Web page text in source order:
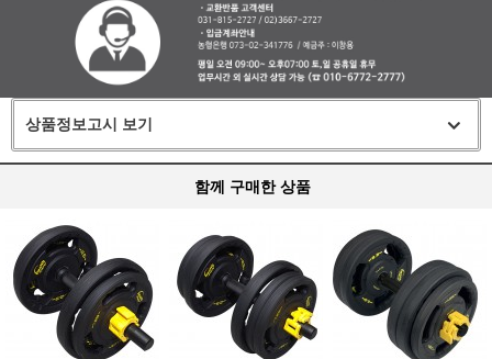
상품정보고시 보기
함께 구매한 상품